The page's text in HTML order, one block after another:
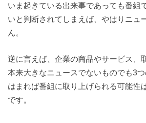
いま起きている出来事であっても番組
いと判断されてしまえば、やはりニュ
ん。
逆に言えば、企業の商品やサービス、
本来大きなニュースでないものでも3
はまれば番組に取り上げられる可能性
です。